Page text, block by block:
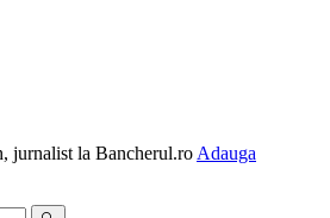
jurnalist la Bancherul.ro Adauga